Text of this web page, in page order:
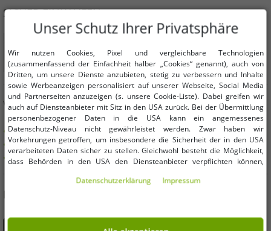
SICHER EINKAUFEN
VORTEILE
KAUF AUF RECHNUNG
100 Tage Rückgaberecht
Versandkostenfrei ab 49 € (DE)
DU FINDEST UNS AUCH AUF
Unser Schutz Ihrer Privatsphäre
Wir nutzen Cookies, Pixel und vergleichbare Technologien
(zusammenfassend der Einfachheit halber „Cookies“ genannt), auch von
Dritten, um unsere Dienste anzubieten, stetig zu verbessern und Inhalte
sowie Werbeanzeigen personalisiert auf unserer Webseite, Social Media
und Partnerseiten anzuzeigen (s. unsere Cookie-Liste). Dabei greifen wir
auch auf Diensteanbieter mit Sitz in den USA zurück. Bei der Übermittlung
personenbezogener Daten in die USA kann ein angemessenes
Datenschutz-Niveau nicht gewährleistet werden. Zwar haben wir
Vorkehrungen getroffen, um insbesondere die Sicherheit der in den USA
verarbeiteten Daten sicher zu stellen. Gleichwohl besteht die Möglichkeit,
dass Behörden in den USA den Diensteanbieter verpflichten können,
im Einzelfall auf Basis entsprechender US-Gesetzgebung, ein wirksamer
Zugriff informiert wirst. Mit Deiner Einwilligung gem. Art. 49 Abs. 1 lit. a
DSGVO erklärst Du Dich in die Übermittlung in die USA für einverstanden
Daten­schutz­erklärung Impressum